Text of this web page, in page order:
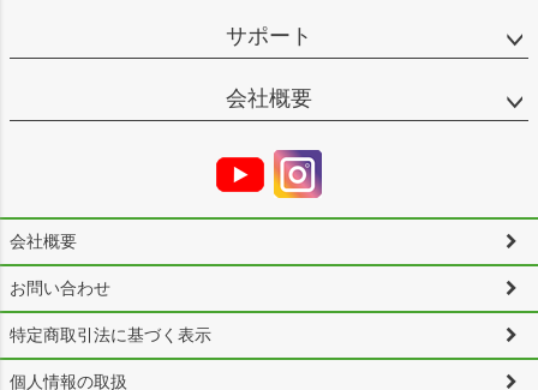
サポート
会社概要
会社概要
お問い合わせ
特定商取引法に基づく表示
個人情報の取扱